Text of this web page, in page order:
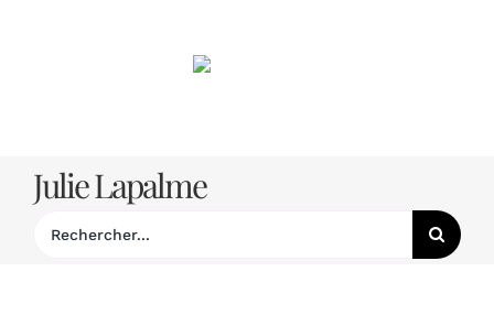
Julie Lapalme